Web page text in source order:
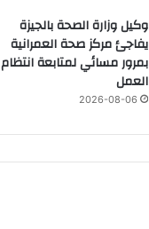
وكيل وزارة الصحة بالجيزة
يفاجئ مركز صحة العمرانية
بمرور مسائي لمتابعة انتظام
العمل
2026-08-06